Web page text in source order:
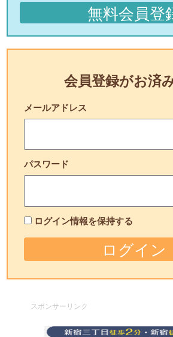
無料会員登
会員登録がお済
メールアドレス
パスワード
ログイン情報を保持する
スポンサーリンク